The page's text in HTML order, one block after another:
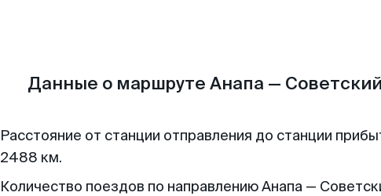
Данные о маршруте Анапа — Советский
Расстояние от станции отправления до станции
2488 км.
Количество поездов по направлению Анапа —